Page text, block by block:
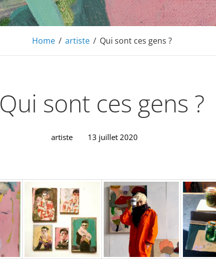
Home / artiste / Qui sont ces gens ?
Qui sont ces gens ?
artiste 13 juillet 2020